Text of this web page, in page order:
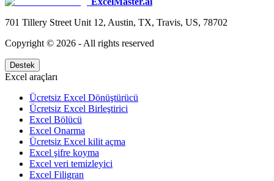
701 Tillery Street Unit 12, Austin, TX, Travis, US, 78702
Copyright © 2026 - All rights reserved
Destek
Excel araçları
Ücretsiz Excel Dönüştürücü
Ücretsiz Excel Birleştirici
Excel Bölücü
Excel Onarma
Ücretsiz Excel kilit açma
Excel şifre koyma
Excel veri temizleyici
Excel Filigran